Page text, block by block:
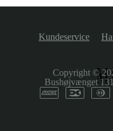
Kundeservice
Copyright ©
Bushøjvænget 131